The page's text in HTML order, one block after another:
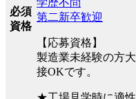
必須
資格
第二新卒歓迎
【応募資格】
製造業未経験の方
接OKです。